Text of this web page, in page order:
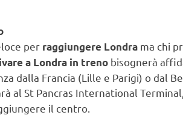
per raggiungere Londra ma chi
a Londra in treno bisognerà
dalla Francia (Lille e Parigi) o dal
al St Pancras International
il centro.